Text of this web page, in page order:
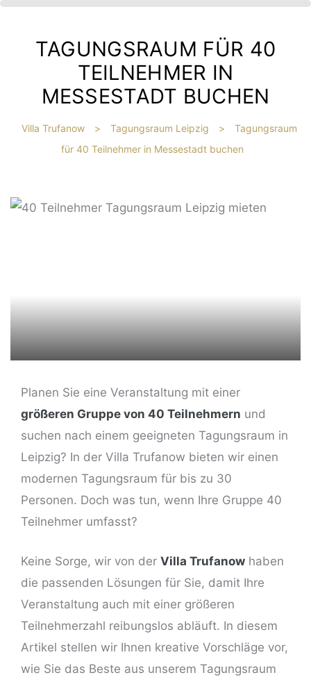
TAGUNGSRAUM FÜR 40
TEILNEHMER IN
MESSESTADT BUCHEN
Villa Trufanow > Tagungsraum Leipzig >
Tagungsraum
für 40 Teilnehmer in Messestadt buchen
Planen Sie eine Veranstaltung mit einer
größeren Gruppe von 40 Teilnehmern und
suchen nach einem geeigneten Tagungsraum in
Leipzig? In der Villa Trufanow bieten wir einen
modernen Tagungsraum für bis zu 30
Personen. Doch was tun, wenn Ihre Gruppe 40
Teilnehmer umfasst?
Keine Sorge, wir von der Villa Trufanow haben
die passenden Lösungen für Sie, damit Ihre
Veranstaltung auch mit einer größeren
Teilnehmerzahl reibungslos abläuft. In diesem
Artikel stellen wir Ihnen kreative Vorschläge vor,
wie Sie das Beste aus unserem Tagungsraum